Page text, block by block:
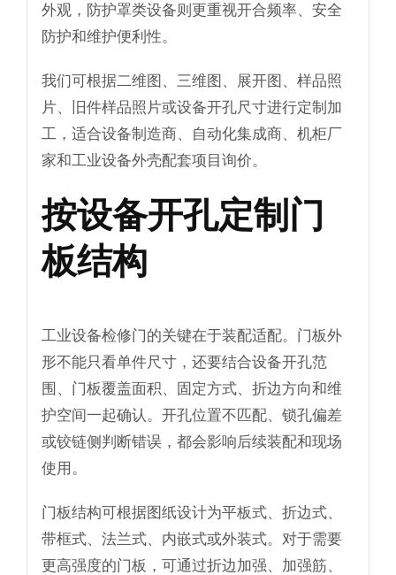
外观，防护罩类设备则更重视开合频率、安全
防护和维护便利性。
我们可根据二维图、三维图、展开图、样品照
片、旧件样品照片或设备开孔尺寸进行定制加
工，适合设备制造商、自动化集成商、机柜厂
家和工业设备外壳配套项目询价。
按设备开孔定制门
板结构
工业设备检修门的关键在于装配适配。门板外
形不能只看单件尺寸，还要结合设备开孔范
围、门板覆盖面积、固定方式、折边方向和维
护空间一起确认。开孔位置不匹配、锁孔偏差
或铰链侧判断错误，都会影响后续装配和现场
使用。
门板结构可根据图纸设计为平板式、折边式、
带框式、法兰式、内嵌式或外装式。对于需要
更高强度的门板，可通过折边加强、加强筋、